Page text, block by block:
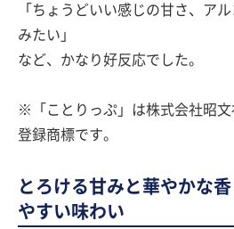
「ちょうどいい感じの甘さ、ア
みたい」
など、かなり好反応でした。
※「ことりっぷ」は株式会社昭
登録商標です。
とろける甘みと華やかな
やすい味わい